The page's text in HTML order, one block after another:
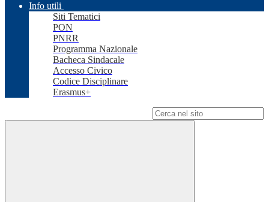
Info utili
Siti Tematici
PON
PNRR
Programma Nazionale
Bacheca Sindacale
Accesso Civico
Codice Disciplinare
Erasmus+